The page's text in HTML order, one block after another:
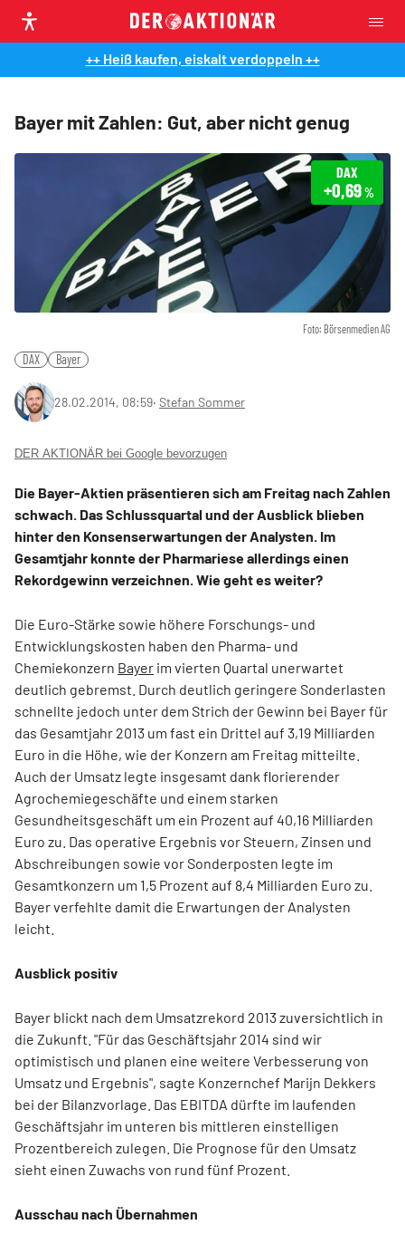
++ Heiß kaufen, eiskalt verdoppeln ++
Bayer mit Zahlen: Gut, aber nicht genug
Foto: Börsenmedien AG
DAX
+0,69%
DAX Bayer
28.02.2014, 08:59‧ Stefan Sommer
DER AKTIONÄR bei Google bevorzugen
Die Bayer-Aktien präsentieren sich am Freitag nach Zahlen
schwach. Das Schlussquartal und der Ausblick blieben
hinter den Konsenserwartungen der Analysten. Im
Gesamtjahr konnte der Pharmariese allerdings einen
Rekordgewinn verzeichnen. Wie geht es weiter?
Die Euro-Stärke sowie höhere Forschungs- und
Entwicklungskosten haben den Pharma- und
Chemiekonzern Bayer im vierten Quartal unerwartet
deutlich gebremst. Durch deutlich geringere Sonderlasten
schnellte jedoch unter dem Strich der Gewinn bei Bayer für
das Gesamtjahr 2013 um fast ein Drittel auf 3,19 Milliarden
Euro in die Höhe, wie der Konzern am Freitag mitteilte.
Auch der Umsatz legte insgesamt dank florierender
Agrochemiegeschäfte und einem starken
Gesundheitsgeschäft um ein Prozent auf 40,16 Milliarden
Euro zu. Das operative Ergebnis vor Steuern, Zinsen und
Abschreibungen sowie vor Sonderposten legte im
Gesamtkonzern um 1,5 Prozent auf 8,4 Milliarden Euro zu.
Bayer verfehlte damit die Erwartungen der Analysten
leicht.
Ausblick positiv
Bayer blickt nach dem Umsatzrekord 2013 zuversichtlich in
die Zukunft. "Für das Geschäftsjahr 2014 sind wir
optimistisch und planen eine weitere Verbesserung von
Umsatz und Ergebnis", sagte Konzernchef Marijn Dekkers
bei der Bilanzvorlage. Das EBITDA dürfte im laufenden
Geschäftsjahr im unteren bis mittleren einstelligen
Prozentbereich zulegen. Die Prognose für den Umsatz
sieht einen Zuwachs von rund fünf Prozent.
Ausschau nach Übernahmen